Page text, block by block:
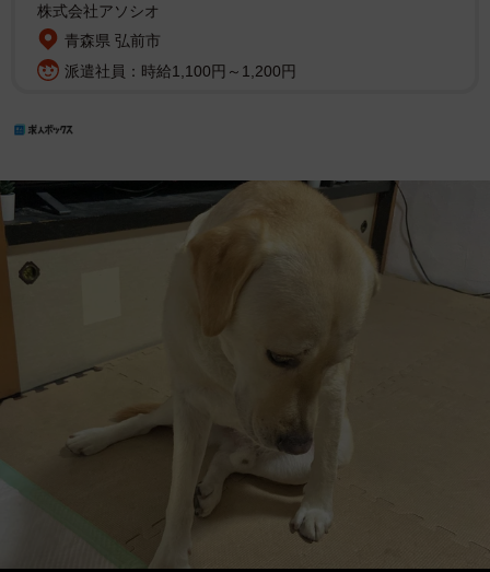
株式会社アソシオ
青森県 弘前市
派遣社員：時給1,100円～1,200円